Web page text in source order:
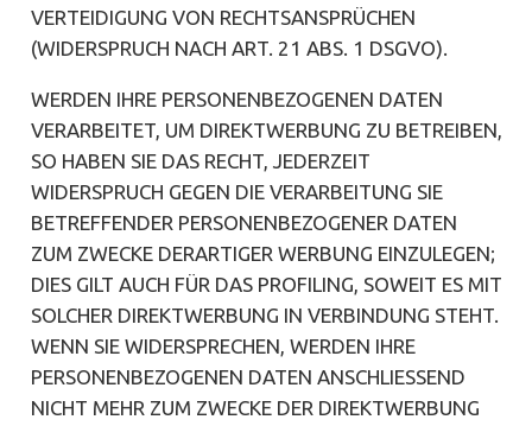
VERTEIDIGUNG VON RECHTSANSPRÜCHEN
(WIDERSPRUCH NACH ART. 21 ABS. 1 DSGVO).
WERDEN IHRE PERSONENBEZOGENEN DATEN
VERARBEITET, UM DIREKTWERBUNG ZU BETREIBEN,
SO HABEN SIE DAS RECHT, JEDERZEIT
WIDERSPRUCH GEGEN DIE VERARBEITUNG SIE
BETREFFENDER PERSONENBEZOGENER DATEN
ZUM ZWECKE DERARTIGER WERBUNG EINZULEGEN;
DIES GILT AUCH FÜR DAS PROFILING, SOWEIT ES MIT
SOLCHER DIREKTWERBUNG IN VERBINDUNG STEHT.
WENN SIE WIDERSPRECHEN, WERDEN IHRE
PERSONENBEZOGENEN DATEN ANSCHLIESSEND
NICHT MEHR ZUM ZWECKE DER DIREKTWERBUNG